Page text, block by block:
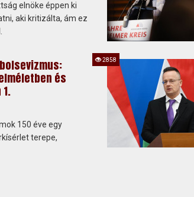
elnöke éppen ki
aki kritizálta, ám ez
és
150 éve egy
terepe,
2858